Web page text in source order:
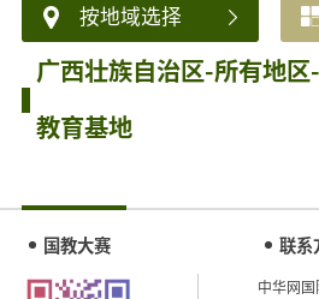
按地域选择
广西壮族自治区-所有地
教育基地
国教大赛 联系
中华网